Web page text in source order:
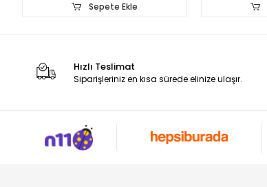
Sepete Ekle
Hızlı Teslimat
Siparişleriniz en kısa sürede elinize ulaşır.